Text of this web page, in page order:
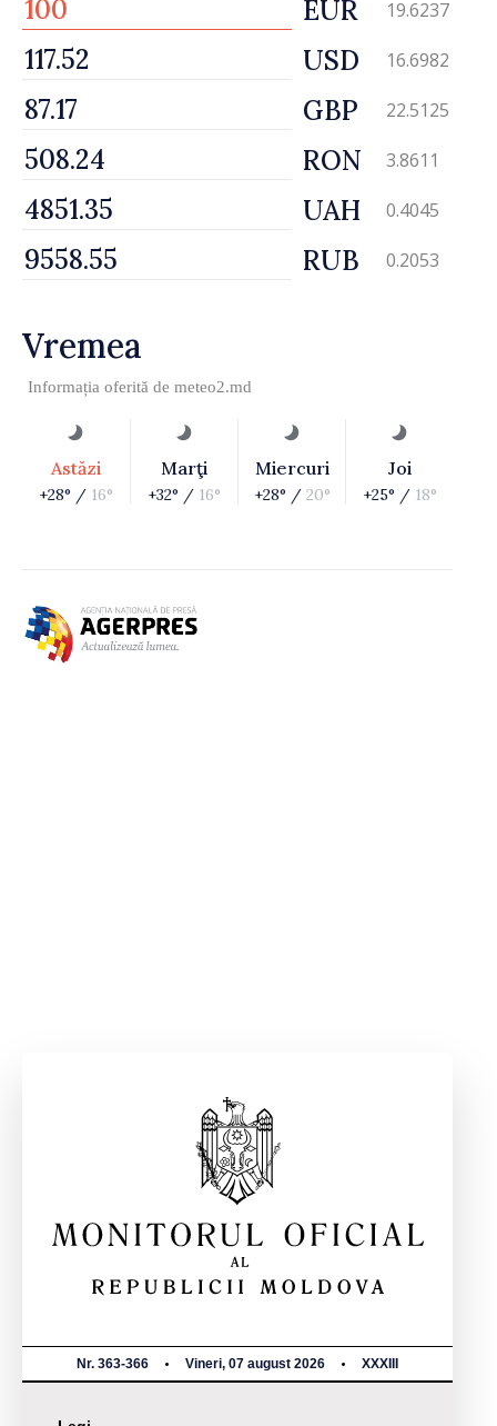
EUR 19.6237
USD 16.6982
GBP 22.5125
RON 3.8611
UAH 0.4045
RUB 0.2053
Vremea
Informația oferită de meteo2.md
Astăzi
+28° / 16°
Marţi
+32° / 16°
Miercuri
+28° / 20°
Joi
+25° / 18°
Nr. 363-366 Vineri, 07 august 2026 XXXIII